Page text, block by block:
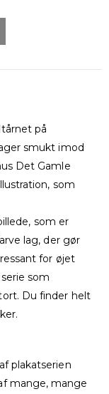
på
smukt imod
Det Gamle
som
som er
lag, der gør
for øjet
som
Du finder helt
plakatserien
mange, mange